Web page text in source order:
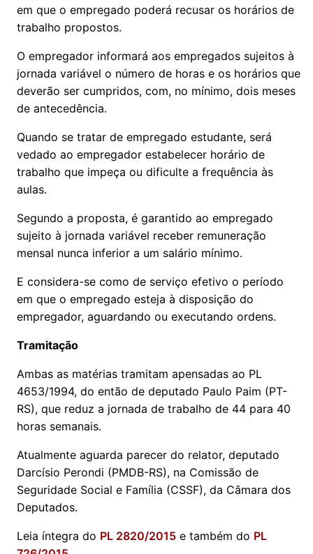
em que o empregado poderá recusar os horários de
trabalho propostos.
O empregador informará aos empregados sujeitos à
jornada variável o número de horas e os horários que
deverão ser cumpridos, com, no mínimo, dois meses
de antecedência.
Quando se tratar de empregado estudante, será
vedado ao empregador estabelecer horário de
trabalho que impeça ou dificulte a frequência às
aulas.
Segundo a proposta, é garantido ao empregado
sujeito à jornada variável receber remuneração
mensal nunca inferior a um salário mínimo.
E considera-se como de serviço efetivo o período
em que o empregado esteja à disposição do
empregador, aguardando ou executando ordens.
Tramitação
Ambas as matérias tramitam apensadas ao PL
4653/1994, do então de deputado Paulo Paim (PT-
RS), que reduz a jornada de trabalho de 44 para 40
horas semanais.
Atualmente aguarda parecer do relator, deputado
Darcísio Perondi (PMDB-RS), na Comissão de
Seguridade Social e Família (CSSF), da Câmara dos
Deputados.
Leia íntegra do PL 2820/2015 e também do PL